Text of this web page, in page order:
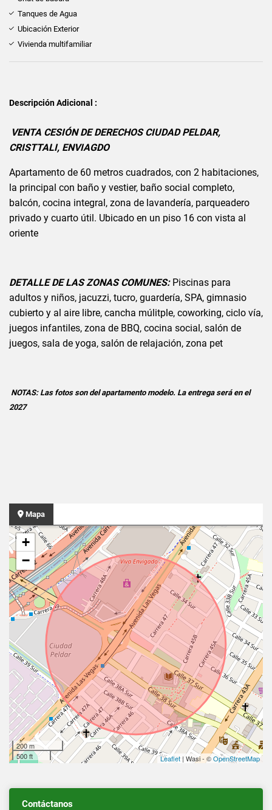
Tanques de Agua
Ubicación Exterior
Vivienda multifamiliar
Descripción Adicional :
VENTA CESIÓN DE DERECHOS CIUDAD PELDAR,
CRISTTALI, ENVIAGDO
Apartamento de 60 metros cuadrados, con 2 habitaciones,
la principal con baño y vestier, baño social completo,
balcón, cocina integral, zona de lavandería, parqueadero
privado y cuarto útil. Ubicado en un piso 16 con vista al
oriente
DETALLE DE LAS ZONAS COMUNES: Piscinas para
adultos y niños, jacuzzi, tucro, guardería, SPA, gimnasio
cubierto y al aire libre, cancha múlitple, coworking, ciclo vía,
juegos infantiles, zona de BBQ, cocina social, salón de
juegos, sala de yoga, salón de relajación, zona pet
NOTAS: Las fotos son del apartamento modelo. La entrega será en el
2027
Mapa
+
−
200 m
500 ft
Leaflet | Wasi - ©OpenStreetMap
Contáctanos